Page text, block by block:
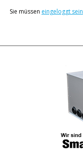
Sie müssen eingeloggt sein